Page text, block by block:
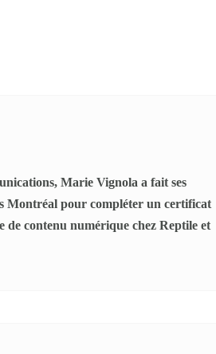
Marie Vignola a fait ses
Montréal pour compléter un certificat
contenu numérique chez Reptile et